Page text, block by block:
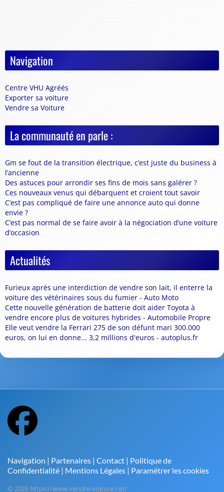
Navigation
Centre VHU Agréés
Exporter sa voiture
Vendre sa Voiture
La communauté en parle :
Gm se fout de la transition électrique, c’est juste du business à
l’ancienne
Des astuces pour arrondir ses fins de mois sans galérer ?
Ces nouveaux venus qui débarquent et croient tout savoir
C’est pas compliqué de faire une annonce auto qui donne
envie ?
C’est pas normal de se faire avoir à la négociation d’une voiture
d’occasion
Actualités
Furieux après une interdiction de vendre son lait, il enterre la
voiture des vétérinaires sous du fumier - Auto Moto
Cette nouvelle génération de batterie doit aider Toyota à
vendre encore plus de voitures hybrides - Automobile Propre
Elle veut vendre la Ferrari 275 de son défunt mari 300.000
euros, on lui en donne... 3,2 millions d'euros - autoplus.fr
Navigation | Partenaires | Contact | Politique de
Confidentialité | Mentions Légales | Paramétrer les cookies
© 2026 https://www.vendre-voiture.net/